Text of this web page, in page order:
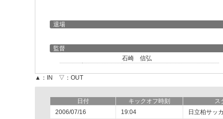
退場
監督
石崎 信弘
▲：IN ▽：OUT
日付 キックオフ時刻
ス
2006/07/16
19:04 日立柏サッ